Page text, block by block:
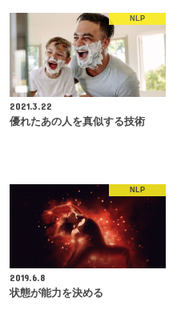
NLP
2021.3.22
優れたあの人を真似する技術
NLP
2019.6.8
状態が能力を決める